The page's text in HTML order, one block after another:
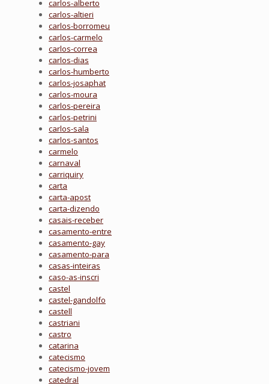
carlos-alberto
carlos-altieri
carlos-borromeu
carlos-carmelo
carlos-correa
carlos-dias
carlos-humberto
carlos-josaphat
carlos-moura
carlos-pereira
carlos-petrini
carlos-sala
carlos-santos
carmelo
carnaval
carriquiry
carta
carta-apost
carta-dizendo
casais-receber
casamento-entre
casamento-gay
casamento-para
casas-inteiras
caso-as-inscri
castel
castel-gandolfo
castell
castriani
castro
catarina
catecismo
catecismo-jovem
catedral